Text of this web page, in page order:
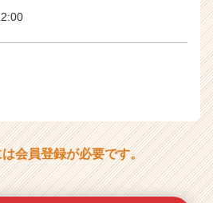
会員登録が必要です。